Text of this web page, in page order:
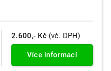
2.600,- Kč (vč. DPH)
Více informací